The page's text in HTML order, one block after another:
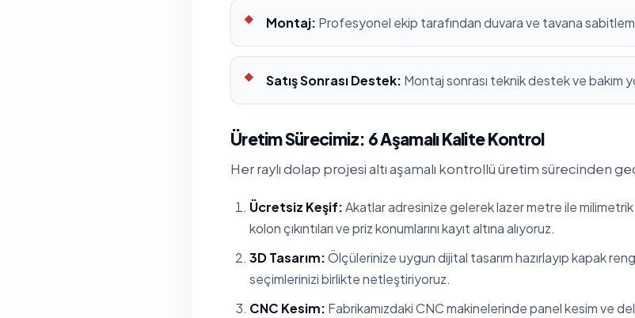
Montaj: Profesyonel ekip tarafından duvara ve tavana
Satış Sonrası Destek: Montaj sonrası teknik destek ve bakım
Üretim Sürecimiz: 6 Aşamalı Kalite Kontrol
Her raylı dolap projesi altı aşamalı kontrollü üretim sürecinden
Ücretsiz Keşif:Akatlar adresinize gelerek lazer metre ile
kolon çıkıntıları ve priz konumlarını kayıt altına alıyoruz.
3D Tasarım:Ölçülerinize uygun dijital tasarım hazırlayıp kapak
seçimlerinizi birlikte netleştiriyoruz.
CNC Kesim: Fabrikamızdaki CNC makinelerinde panel kesim ve